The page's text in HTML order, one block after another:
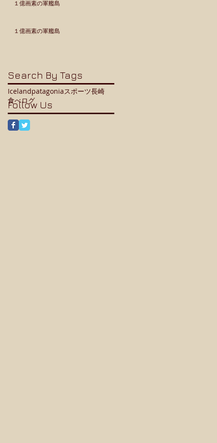
１億画素の軍艦島
１億画素の軍艦島
Search By Tags
Icelandpatagoniaスポーツ長崎
食べログ
Follow Us